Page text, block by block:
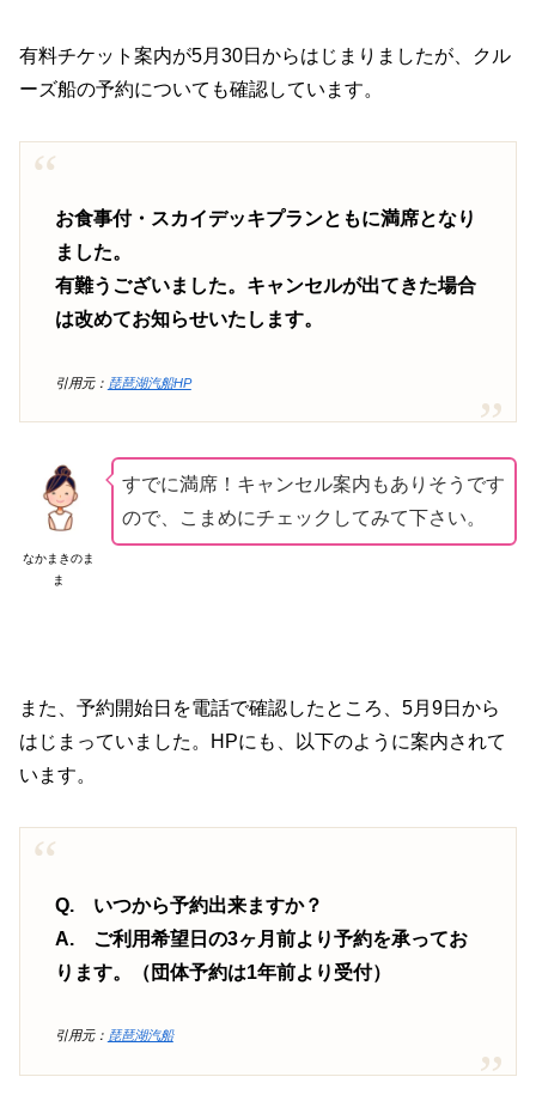
有料チケット案内が5月30日からはじまりましたが、クル
ーズ船の予約についても確認しています。
お食事付・スカイデッキプランともに満席となり
ました。
有難うございました。キャンセルが出てきた場合
は改めてお知らせいたします。
引用元： 琵琶湖汽船HP
なかまきのま
ま
すでに満席！キャンセル案内もありそうです
ので、こまめにチェックしてみて下さい。
また、予約開始日を電話で確認したところ、5月9日から
はじまっていました。HPにも、以下のように案内されて
います。
Q. いつから予約出来ますか？
A. ご利用希望日の3ヶ月前より予約を承ってお
ります。（団体予約は1年前より受付）
引用元： 琵琶湖汽船